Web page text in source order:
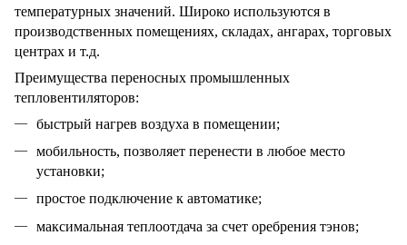
температурных значений. Широко используются в
производственных помещениях, складах, ангарах, торговых
центрах и т.д.
Преимущества переносных промышленных
тепловентиляторов:
быстрый нагрев воздуха в помещении;
мобильность, позволяет перенести в любое место
установки;
простое подключение к автоматике;
максимальная теплоотдача за счет оребрения тэнов;